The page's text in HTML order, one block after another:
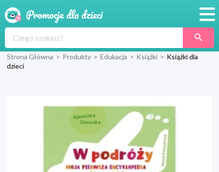
Produkty
Blog
Wyprawka
Strona Główna > Produkty > Edukacja > Książki > Książki dla
dzieci